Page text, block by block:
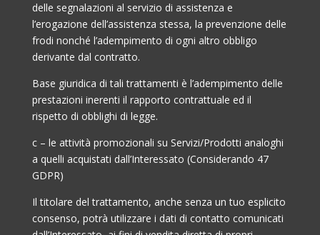
delle segnalazioni al servizio di assistenza e
l’erogazione dell’assistenza stessa, la prevenzione delle
frodi nonché l’adempimento di ogni altro obbligo
derivante dal contratto.
Base giuridica di tali trattamenti è l’adempimento delle
prestazioni inerenti il rapporto contrattuale ed il
rispetto di obblighi di legge.
c – le attività promozionali su Servizi/Prodotti analoghi
a quelli acquistati dall’Interessato (Considerando 47
GDPR)
Il titolare del trattamento, anche senza un tuo esplicito
consenso, potrà utilizzare i dati di contatto comunicati